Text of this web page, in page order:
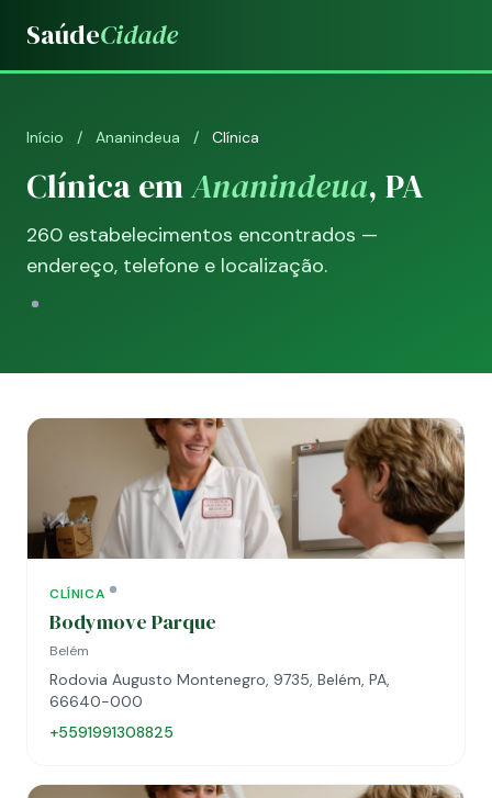
SaúdeCidade
Início / Ananindeua / Clínica
Clínica emAnanindeua, PA
260 estabelecimentos encontrados —
endereço, telefone e localização.
CLÍNICA
Bodymove Parque
Belém
Rodovia Augusto Montenegro, 9735, Belém, PA,
66640-000
+5591991308825